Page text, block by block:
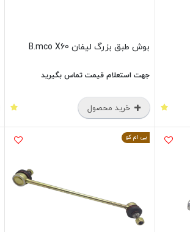
بوش طبق بزرگ لیفان B.mco X60
جهت استعلام قیمت تماس بگیرید
خرید محصول
بی ام کو